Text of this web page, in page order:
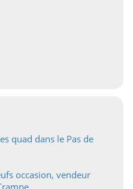
quad dans le Pas de
occasion, vendeur